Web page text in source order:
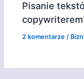
Pisanie
2 komentarze /